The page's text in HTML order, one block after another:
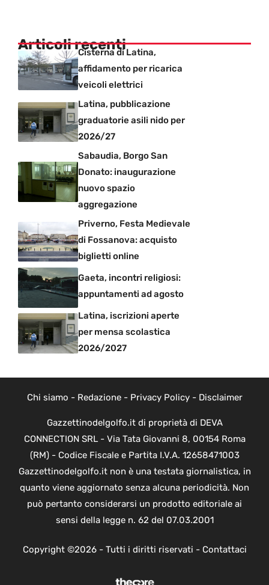
Articoli recenti
Cisterna di Latina,
affidamento per ricarica
veicoli elettrici
Latina, pubblicazione
graduatorie asili nido per
2026/27
Sabaudia, Borgo San
Donato: inaugurazione
nuovo spazio
aggregazione
Priverno, Festa Medievale
di Fossanova: acquisto
biglietti online
Gaeta, incontri religiosi:
appuntamenti ad agosto
Latina, iscrizioni aperte
per mensa scolastica
2026/2027
Chi siamo - Redazione- Privacy Policy- Disclaimer
Gazzettinodelgolfo.it di proprietà di DEVA
CONNECTION SRL - Via Tata Giovanni 8, 00154 Roma
(RM) - Codice Fiscale e Partita I.V.A. 12658471003
Gazzettinodelgolfo.it non è una testata giornalistica, in
quanto viene aggiornato senza alcuna periodicità. Non
può pertanto considerarsi un prodotto editoriale ai
sensi della legge n. 62 del 07.03.2001
Copyright ©2026 - Tutti i diritti riservati - Contattaci